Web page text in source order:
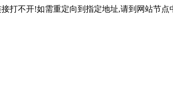
打不开!如需重定向到指定地址,请到网站节点